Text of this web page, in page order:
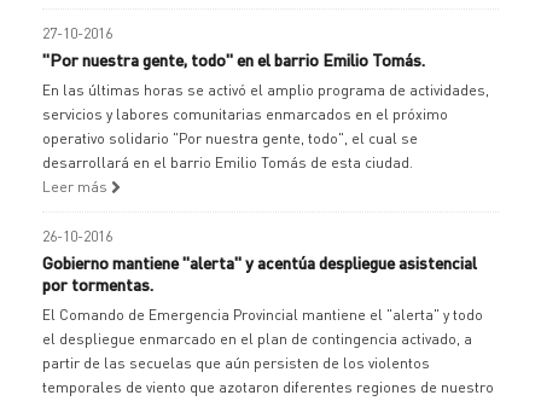
27-10-2016
"Por nuestra gente, todo" en el barrio Emilio Tomás.
En las últimas horas se activó el amplio programa de actividades,
servicios y labores comunitarias enmarcados en el próximo
operativo solidario "Por nuestra gente, todo", el cual se
desarrollará en el barrio Emilio Tomás de esta ciudad.
Leer más
26-10-2016
Gobierno mantiene "alerta" y acentúa despliegue asistencial
por tormentas.
El Comando de Emergencia Provincial mantiene el "alerta" y todo
el despliegue enmarcado en el plan de contingencia activado, a
partir de las secuelas que aún persisten de los violentos
temporales de viento que azotaron diferentes regiones de nuestro